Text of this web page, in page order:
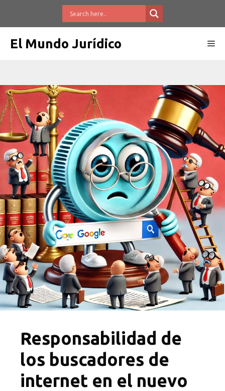
El Mundo Jurídico
Responsabilidad de
los buscadores de
internet en el nuevo